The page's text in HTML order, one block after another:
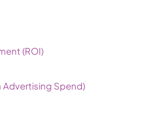
(ROI)
Advertising Spend)